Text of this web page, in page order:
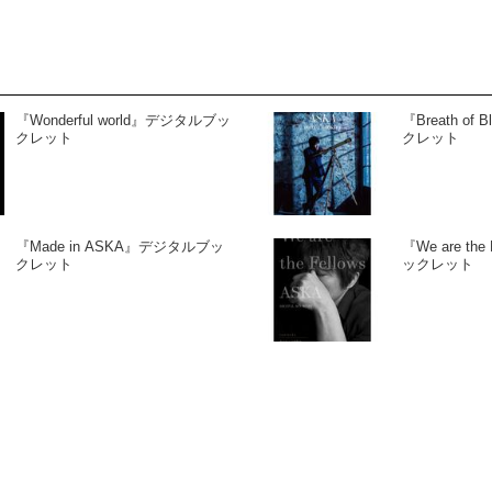
『Wonderful world』デジタルブッ
クレット
『Breath of
クレット
『Made in ASKA』デジタルブッ
クレット
『We are
ックレット